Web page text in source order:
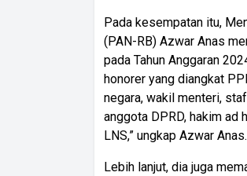
Pada kesempatan itu,
(PAN-RB) Azwar Anas
pada Tahun Anggaran
honorer yang diangkat
negara, wakil menteri,
anggota DPRD, hakim ad
LNS,” ungkap Azwar Anas.
Lebih lanjut, dia juga